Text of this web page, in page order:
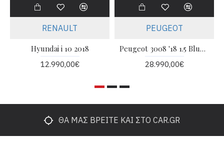
RENAULT
Hyundai i 10 2018
12.990,00€
PEUGEOT
Peugeot 3008 '18 1.5 BlueHDi 130 HP Allure EAT8
28.990,00€
ΘΑ ΜΑΣ ΒΡΕΊΤΕ ΚΑΙ ΣΤΟ CAR.GR